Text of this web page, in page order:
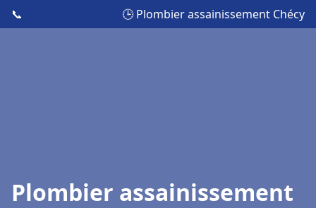
📞 🕒 Plombier assainissement Chécy
Plombier assainissement